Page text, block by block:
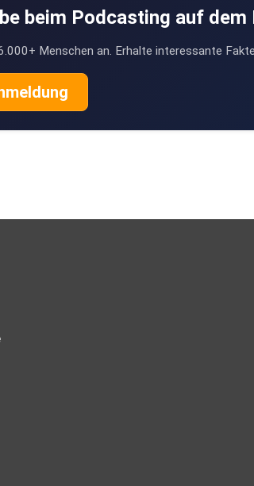
beim Podcasting auf dem
Menschen an. Erhalte interessante